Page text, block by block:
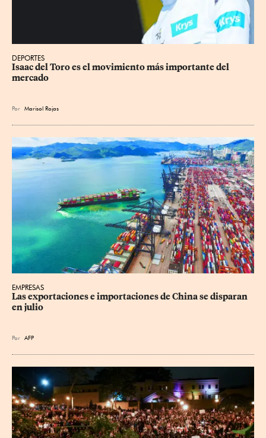
DEPORTES
Isaac del Toro es el movimiento más importante del
mercado
Por Marisol Rojas
EMPRESAS
Las exportaciones e importaciones de China se disparan
en julio
Por AFP